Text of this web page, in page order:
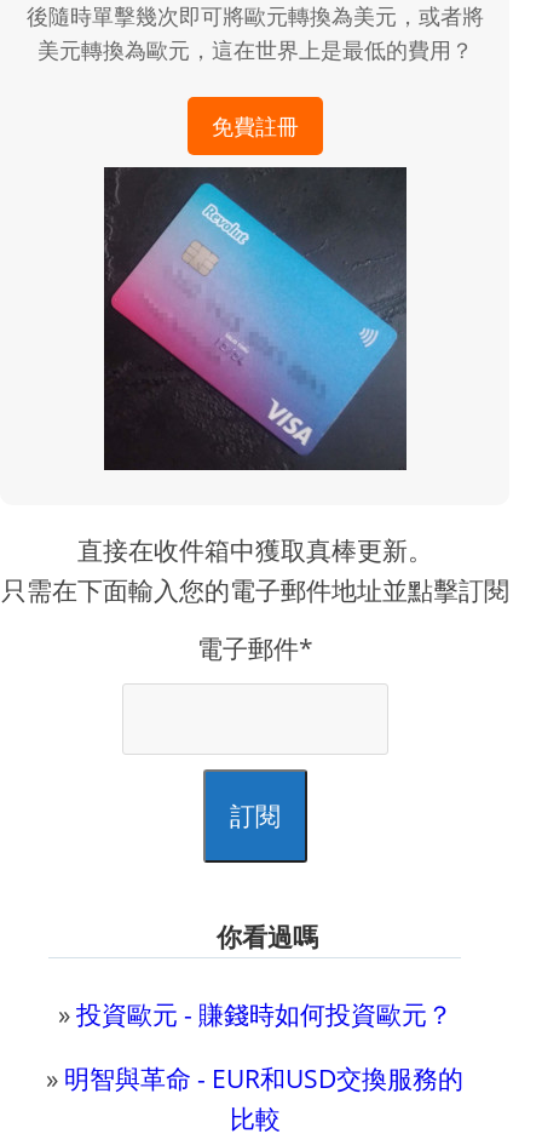
後隨時單擊幾次即可將歐元轉換為美元，或者將
美元轉換為歐元，這在世界上是最低的費用？
免費註冊
直接在收件箱中獲取真棒更新。
只需在下面輸入您的電子郵件地址並點擊訂閱
電子郵件*
訂閱
你看過嗎
»投資歐元 - 賺錢時如何投資歐元？
» 明智與革命 - EUR和USD交換服務的
比較